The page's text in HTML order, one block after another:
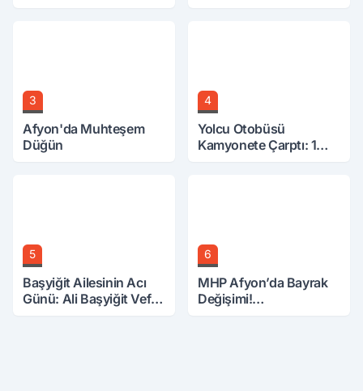
3
Afyon'da Muhteşem
Düğün
4
Yolcu Otobüsü
Kamyonete Çarptı: 1
5
Başyiğit Ailesinin Acı
Günü: Ali Başyiğit Vefat
6
MHP Afyon’da Bayrak
Değişimi!